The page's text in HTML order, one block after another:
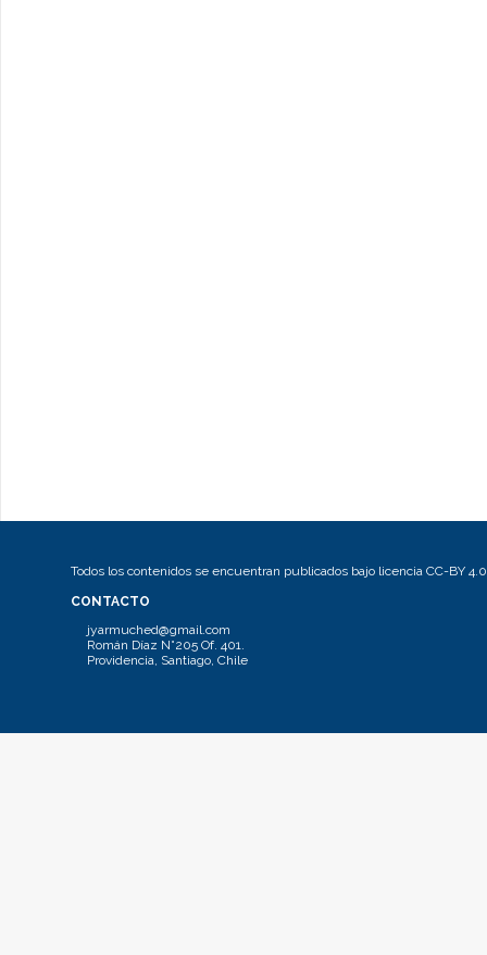
Todos los contenidos se encuentran publicados bajo licencia CC-BY 4.0
CONTACTO
jyarmuched@gmail.com
Román Díaz N°205 Of. 401.
Providencia, Santiago, Chile